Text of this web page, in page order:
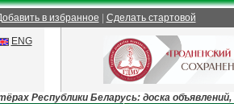
в избранное Сделать стартовой
ENG
Республики Беларусь: доска